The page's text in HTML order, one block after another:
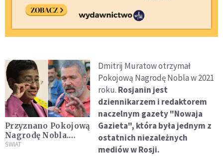
Przyznano Pokojową
Nagrodę Nobla.
Trafiła do
ŚWIAT
Dmitrij Muratow otrzymał
Pokojową Nagrodę Nobla w 2021
roku. Rosjanin jest
dziennikarzem i redaktorem
naczelnym gazety "Nowaja
Gazieta", która była jednym z
ostatnich niezależnych
mediów w Rosji.